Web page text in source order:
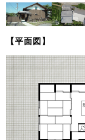
【平面図】